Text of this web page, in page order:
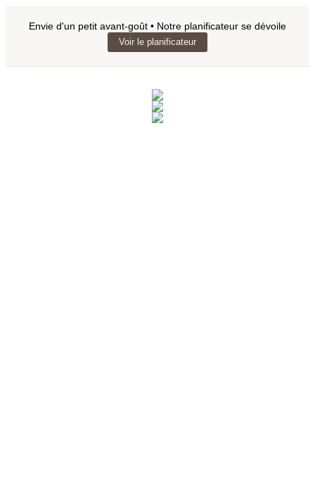
Envie d'un petit avant-goût • Notre planificateur se dévoile
Voir le planificateur